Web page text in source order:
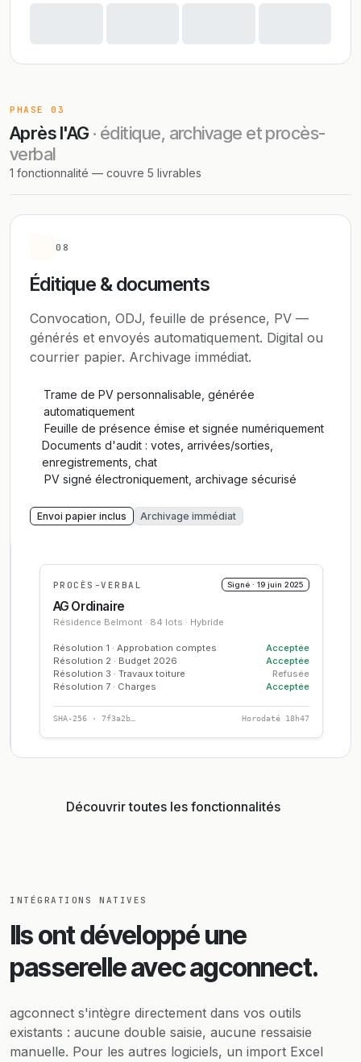
PHASE 03
Après l'AG · éditique, archivage et procès-
verbal
1 fonctionnalité — couvre 5 livrables
08
Éditique & documents
Convocation, ODJ, feuille de présence, PV —
générés et envoyés automatiquement. Digital ou
courrier papier. Archivage immédiat.
Trame de PV personnalisable, générée
automatiquement
Feuille de présence émise et signée numériquement
Documents d'audit : votes, arrivées/sorties,
enregistrements, chat
PV signé électroniquement, archivage sécurisé
Envoi papier inclus Archivage immédiat
PROCÈS-VERBAL Signé · 19 juin 2025
AG Ordinaire
Résidence Belmont · 84 lots · Hybride
Résolution 1 · Approbation comptes
Acceptée
Résolution 2 · Budget 2026
Acceptée
Résolution 3 · Travaux toiture
Refusée
Résolution 7 · Charges
Acceptée
SHA-256 · 7f3a2b… Horodaté 18h47
Découvrir toutes les fonctionnalités
INTÉGRATIONS NATIVES
Ils ont développé une
passerelle avec agconnect.
agconnect s'intègre directement dans vos outils
existants : aucune double saisie, aucune ressaisie
manuelle. Pour les autres logiciels, un import Excel